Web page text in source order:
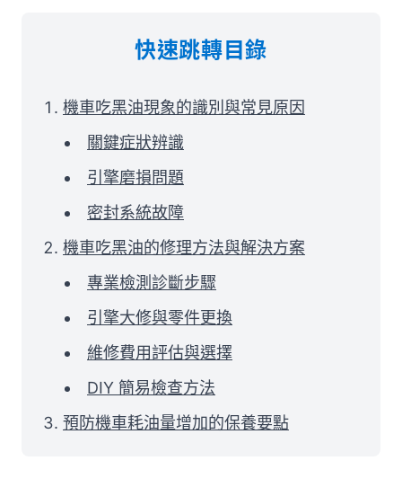
快速跳轉目錄
機車吃黑油現象的識別與常見原因
關鍵症狀辨識
引擎磨損問題
密封系統故障
機車吃黑油的修理方法與解決方案
專業檢測診斷步驟
引擎大修與零件更換
維修費用評估與選擇
DIY 簡易檢查方法
預防機車耗油量增加的保養要點